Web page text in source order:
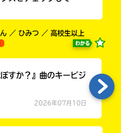
／ ひみつ ／ 高校生以上
わかる
すか？』曲のキービジ
2026年07月10日